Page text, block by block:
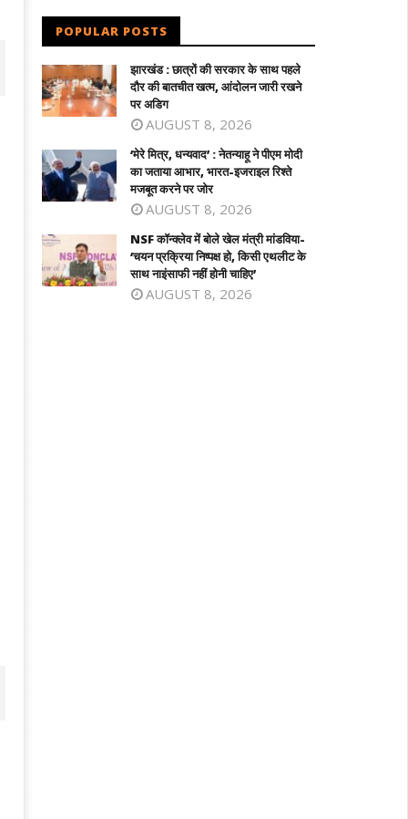
कॉन्क्लेव में बोले खेल मंत्री मांडविया- ‘चयन
तमिलनाडु के सीएम विजय को राहत : पत्नी
POPULAR POSTS
झारखंड : छात्रों की सरकार के साथ पहले
दौर की बातचीत खत्म, आंदोलन जारी रखने
पर अडिग
AUGUST 8, 2026
‘मेरे मित्र, धन्यवाद’ : नेतन्याहू ने पीएम मोदी
का जताया आभार, भारत-इजराइल रिश्ते
मजबूत करने पर जोर
AUGUST 8, 2026
NSF कॉन्क्लेव में बोले खेल मंत्री मांडविया-
‘चयन प्रक्रिया निष्पक्ष हो, किसी एथलीट के
साथ नाइंसाफी नहीं होनी चाहिए’
AUGUST 8, 2026